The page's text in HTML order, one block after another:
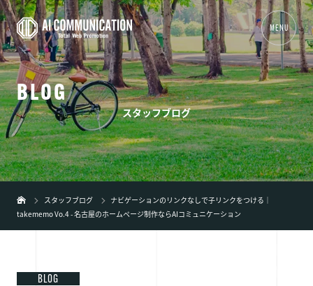
MENU
01 TOP
02事業内容+
03 制作実績
05 新着情報
弊社の特徴
BLOG
スタッフブログ
スタッフブログ
ナビゲーションのリンクなしで子リンクをつける｜
takememo Vo.4 - 名古屋のホームページ制作ならAIコミュニケーション
BLOG